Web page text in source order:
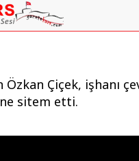
Çiçek, işhanı
sitem etti.